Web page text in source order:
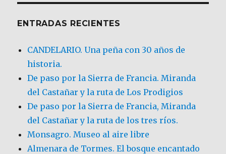
ENTRADAS RECIENTES
CANDELARIO. Una peña con 30 años de
historia.
De paso por la Sierra de Francia. Miranda
del Castañar y la ruta de Los Prodigios
De paso por la Sierra de Francia, Miranda
del Castañar y la ruta de los tres ríos.
Monsagro. Museo al aire libre
Almenara de Tormes. El bosque encantado